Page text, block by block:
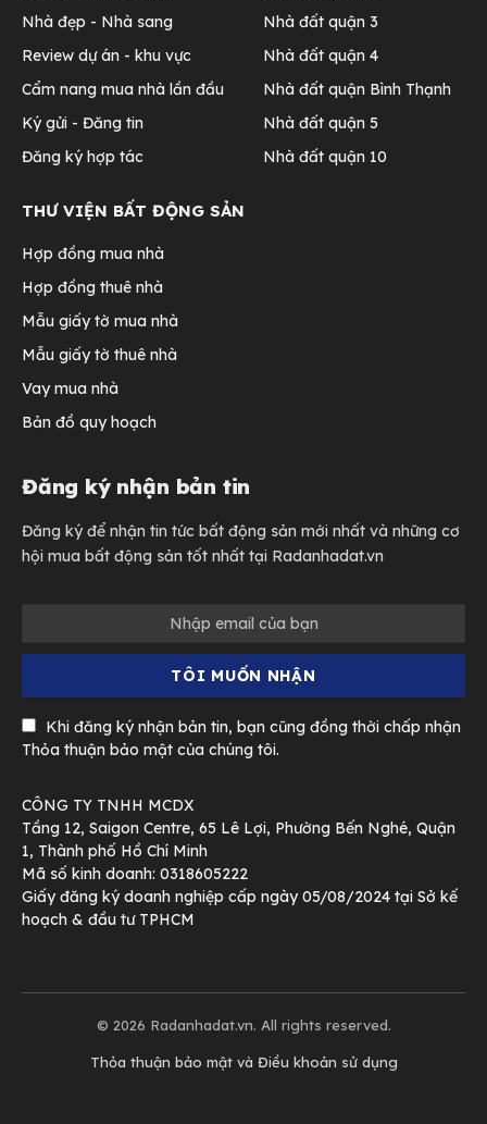
Nhà đẹp - Nhà sang
Review dự án - khu vực
Cẩm nang mua nhà lần đầu
Ký gửi - Đăng tin
Đăng ký hợp tác
Nhà đất quận 3
Nhà đất quận 4
Nhà đất quận Bình Thạnh
Nhà đất quận 5
Nhà đất quận 10
THƯ VIỆN BẤT ĐỘNG SẢN
Hợp đồng mua nhà
Hợp đồng thuê nhà
Mẫu giấy tờ mua nhà
Mẫu giấy tờ thuê nhà
Vay mua nhà
Bản đồ quy hoạch
Đăng ký nhận bản tin
Đăng ký để nhận tin tức bất động sản mới nhất và những cơ
hội mua bất động sản tốt nhất tại Radanhadat.vn
Khi đăng ký nhận bản tin, bạn cũng đồng thời chấp nhận
Thỏa thuận bảo mật của chúng tôi.
CÔNG TY TNHH MCDX
Tầng 12, Saigon Centre, 65 Lê Lợi, Phường Bến Nghé, Quận
1, Thành phố Hồ Chí Minh
Mã số kinh doanh: 0318605222
Giấy đăng ký doanh nghiệp cấp ngày 05/08/2024 tại Sở kế
hoạch & đầu tư TPHCM
© 2026 Radanhadat.vn. All rights reserved.
Thỏa thuận bảo mật và Điều khoản sử dụng